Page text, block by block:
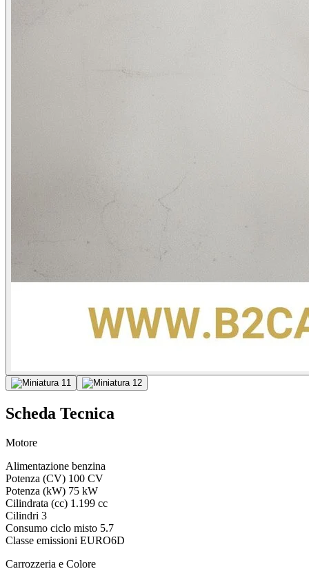
Scheda Tecnica
Motore
Alimentazione benzina
Potenza (CV) 100 CV
Potenza (kW) 75 kW
Cilindrata (cc) 1.199 cc
Cilindri 3
Consumo ciclo misto 5.7
Classe emissioni EURO6D
Carrozzeria e Colore